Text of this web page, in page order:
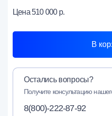
Цена510 000 р.
В
Остались вопросы?
Получите консультацию
8(800)-222-87-92